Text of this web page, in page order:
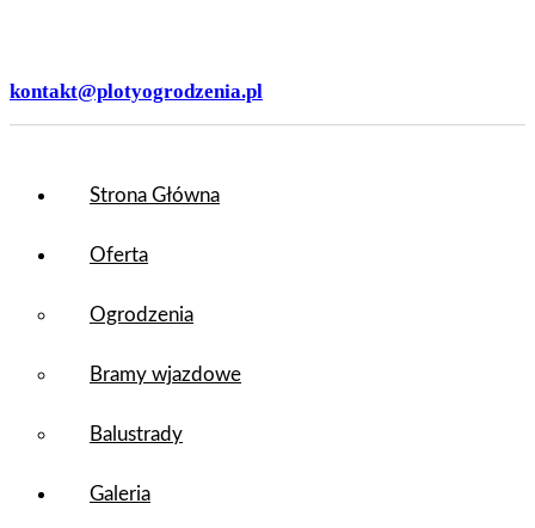
kontakt@plotyogrodzenia.pl
Strona Główna
Oferta
Ogrodzenia
Bramy wjazdowe
Balustrady
Galeria